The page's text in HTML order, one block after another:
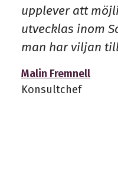
upplever att
utvecklas inom
man har viljan
Malin Fremnell
Konsultchef